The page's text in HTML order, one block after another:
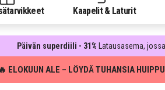
Kaapelit & Laturit
Päivän superdiili - 31% Latausasema,
ELOKUUN ALE – LÖYDÄ TUHANSIA